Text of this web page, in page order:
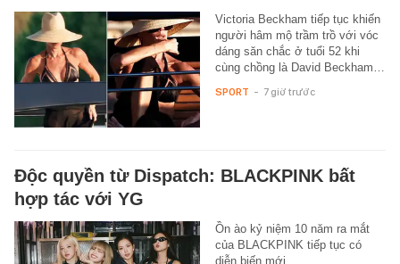
Victoria Beckham tiếp tục khiến
người hâm mộ trầm trồ với vóc
dáng săn chắc ở tuổi 52 khi
cùng chồng là David Beckham…
SPORT - 7 giờ trước
Độc quyền từ Dispatch: BLACKPINK bất
hợp tác với YG
Ồn ào kỷ niệm 10 năm ra mắt
của BLACKPINK tiếp tục có
diễn biến mới.